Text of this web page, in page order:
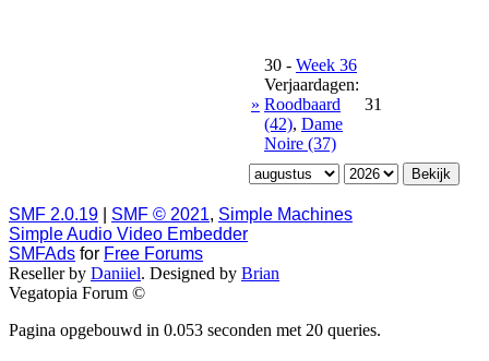
»
30 - Week 36
Verjaardagen:
Roodbaard
(42), Dame
Noire (37)
31
SMF 2.0.19 SMF © 2021, Simple Machines
Simple Audio Video Embedder
SMFAds for Free Forums
Reseller by Daniiel. Designed by Brian
Vegatopia Forum ©
Pagina opgebouwd in 0.053 seconden met 20 queries.